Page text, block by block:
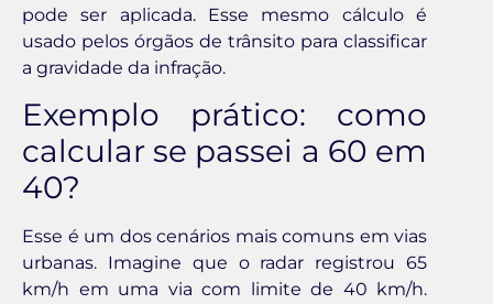
pode ser aplicada. Esse mesmo cálculo é
usado pelos órgãos de trânsito para classificar
a gravidade da infração.
Exemplo prático: como
calcular se passei a 60 em
40?
Esse é um dos cenários mais comuns em vias
urbanas. Imagine que o radar registrou 65
km/h em uma via com limite de 40 km/h.